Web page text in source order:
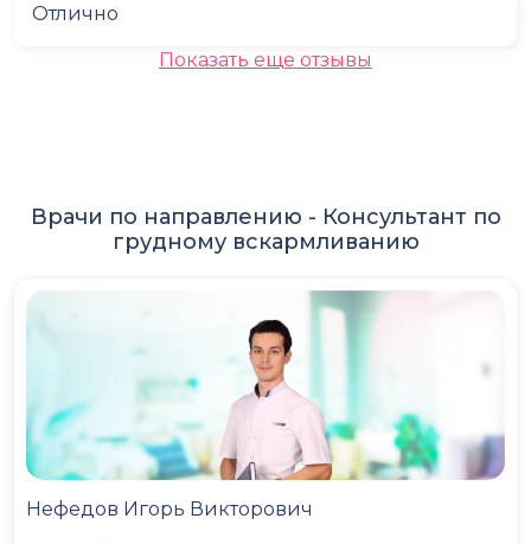
Отлично
Показать еще отзывы
Врачи по направлению - Консультант по
грудному вскармливанию
Нефедов Игорь Викторович